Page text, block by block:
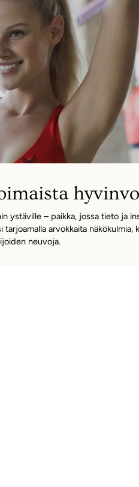
ystäville – paikka, jossa tieto ja
arvokkaita näkökulmia,
neuvoja.